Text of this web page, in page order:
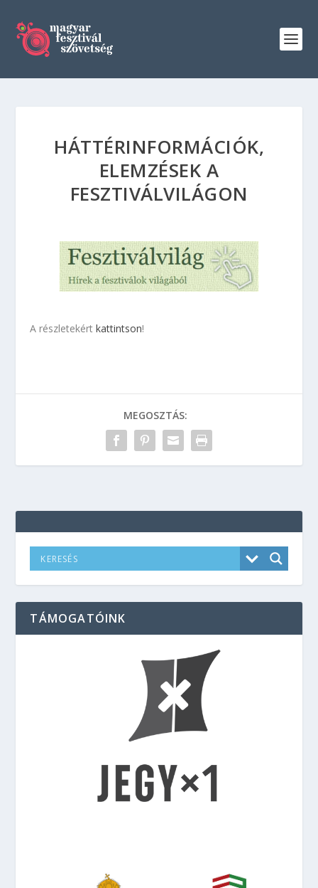
HÁTTÉRINFORMÁCIÓK,
ELEMZÉSEK A
FESZTIVÁLVILÁGON
A részletekértkattintson!
MEGOSZTÁS:
TÁMOGATÓINK